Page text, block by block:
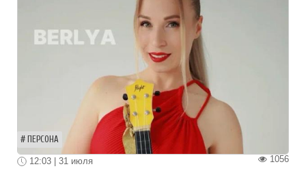
ПЕРСОНА
1056
12:03 | 31 июля